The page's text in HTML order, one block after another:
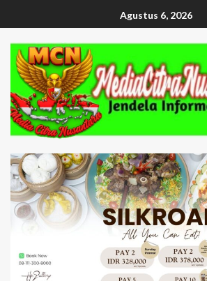
Agustus 6, 2026